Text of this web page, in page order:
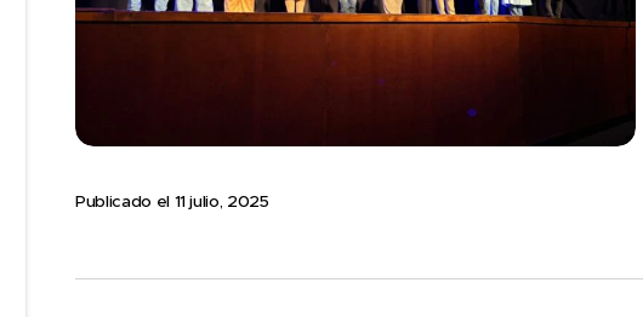
Publicado el 11 julio, 2025